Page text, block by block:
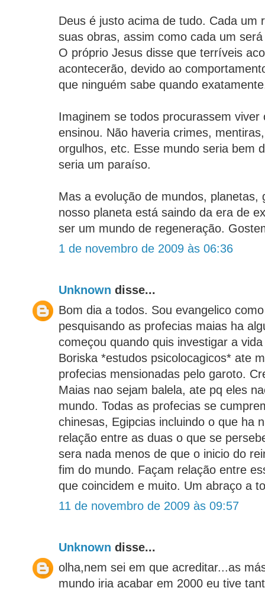
Deus é justo acima de tudo. Cada um
suas obras, assim como cada um
O próprio Jesus disse que terríveis
acontecerão, devido ao
que ninguém sabe quando
Imaginem se todos procurassem viver
ensinou. Não haveria crimes,
orgulhos, etc. Esse mundo seria bem
seria um paraíso.
Mas a evolução de mundos, planetas,
nosso planeta está saindo da era de
ser um mundo de regeneração.
1 de novembro de 2009 às 06:36
Unknown disse...
Bom dia a todos. Sou evangelico
pesquisando as profecias maias ha
começou quando quis investigar a
Boriska *estudos psicolocagicos* ate
profecias mensionadas pelo garoto.
Maias nao sejam balela, ate pq eles
mundo. Todas as profecias se
chinesas, Egipcias incluindo o que ha
relação entre as duas o que se
sera nada menos de que o inicio do
fim do mundo. Façam relação entre
que coincidem e muito. Um abraço a
11 de novembro de 2009 às 09:57
Unknown disse...
olha,nem sei em que acreditar...as
mundo iria acabar em 2000 eu tive